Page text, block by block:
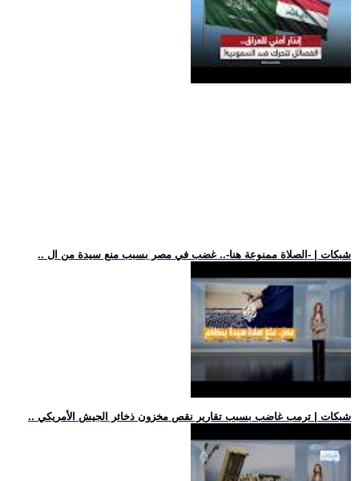
.. شبكات | -الصلاة ممنوعة هنا-.. غضب في مصر بسبب منع سيدة من ال
.. شبكات | ترمب غاضب بسبب تقارير نقص مخزون ذخائر الجيش الأمريكي